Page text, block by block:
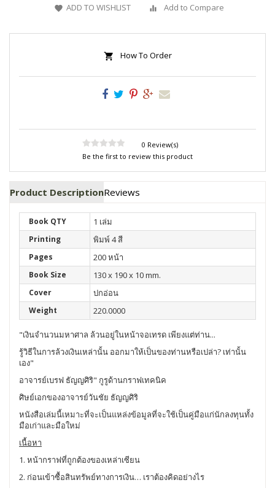
ADD TO WISHLIST Add to Compare
How To Order
0 Review(s)
Be the first to review this product
Product DescriptionReviews
Book QTY 1 เล่ม
Printing พิมพ์ 4 สี
Pages 200 หน้า
Book Size 130 x 190 x 10 mm.
Cover ปกอ่อน
Weight 220.0000
"เงินจำนวนมหาศาล ล้วนอยู่ในหน้าจอเทรด เพียงแต่ท่าน...
รู้วิธีในการล้วงเงินเหล่านั้น ออกมาให้เป็นของท่านหรือเปล่า? เท่านั้น
เอง"
อาจารย์เบรฟ ธัญญศิริ" กูรูด้านกราฟเทคนิค
ศิษย์เอกของอาจารย์วันชัย ธัญญศิริ
หนังสือเล่มนี้เหมาะที่จะเป็นแหล่งข้อมูลที่จะใช้เป็นคู่มือแก่นักลงทุนทั้ง
มือเก่าและมือใหม่
เนื้อหา
1. หน้ากราฟที่ถูกต้องของเหล่าเซียน
2. ก่อนเข้าซื้อสินทรัพย์ทางการเงิน… เราต้องคิดอย่างไร